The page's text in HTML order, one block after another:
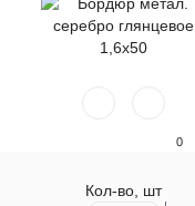
0
Кол-во, шт